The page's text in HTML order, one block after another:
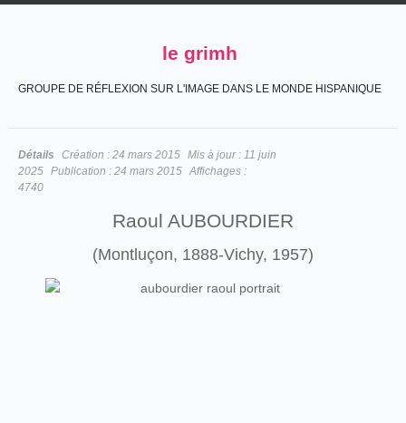
le grimh
GROUPE DE RÉFLEXION SUR L'IMAGE DANS LE MONDE HISPANIQUE
Détails Création : 24 mars 2015 Mis à jour : 11 juin
2025 Publication : 24 mars 2015 Affichages :
4740
Raoul AUBOURDIER
(Montluçon, 1888-Vichy, 1957)